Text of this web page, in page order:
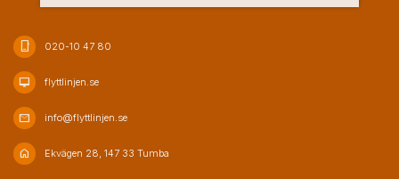
phone_iphone 020-10 47 80
desktop_mac flyttlinjen.se
mail info@flyttlinjen.se
home Ekvägen 28, 147 33 Tumba